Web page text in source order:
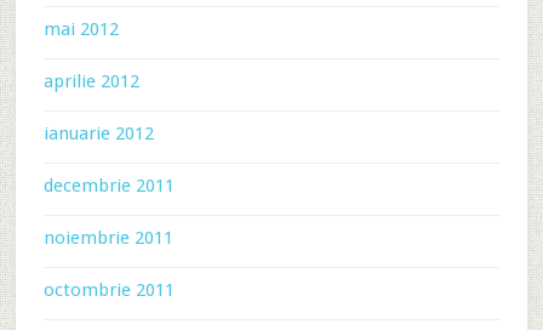
mai 2012
aprilie 2012
ianuarie 2012
decembrie 2011
noiembrie 2011
octombrie 2011